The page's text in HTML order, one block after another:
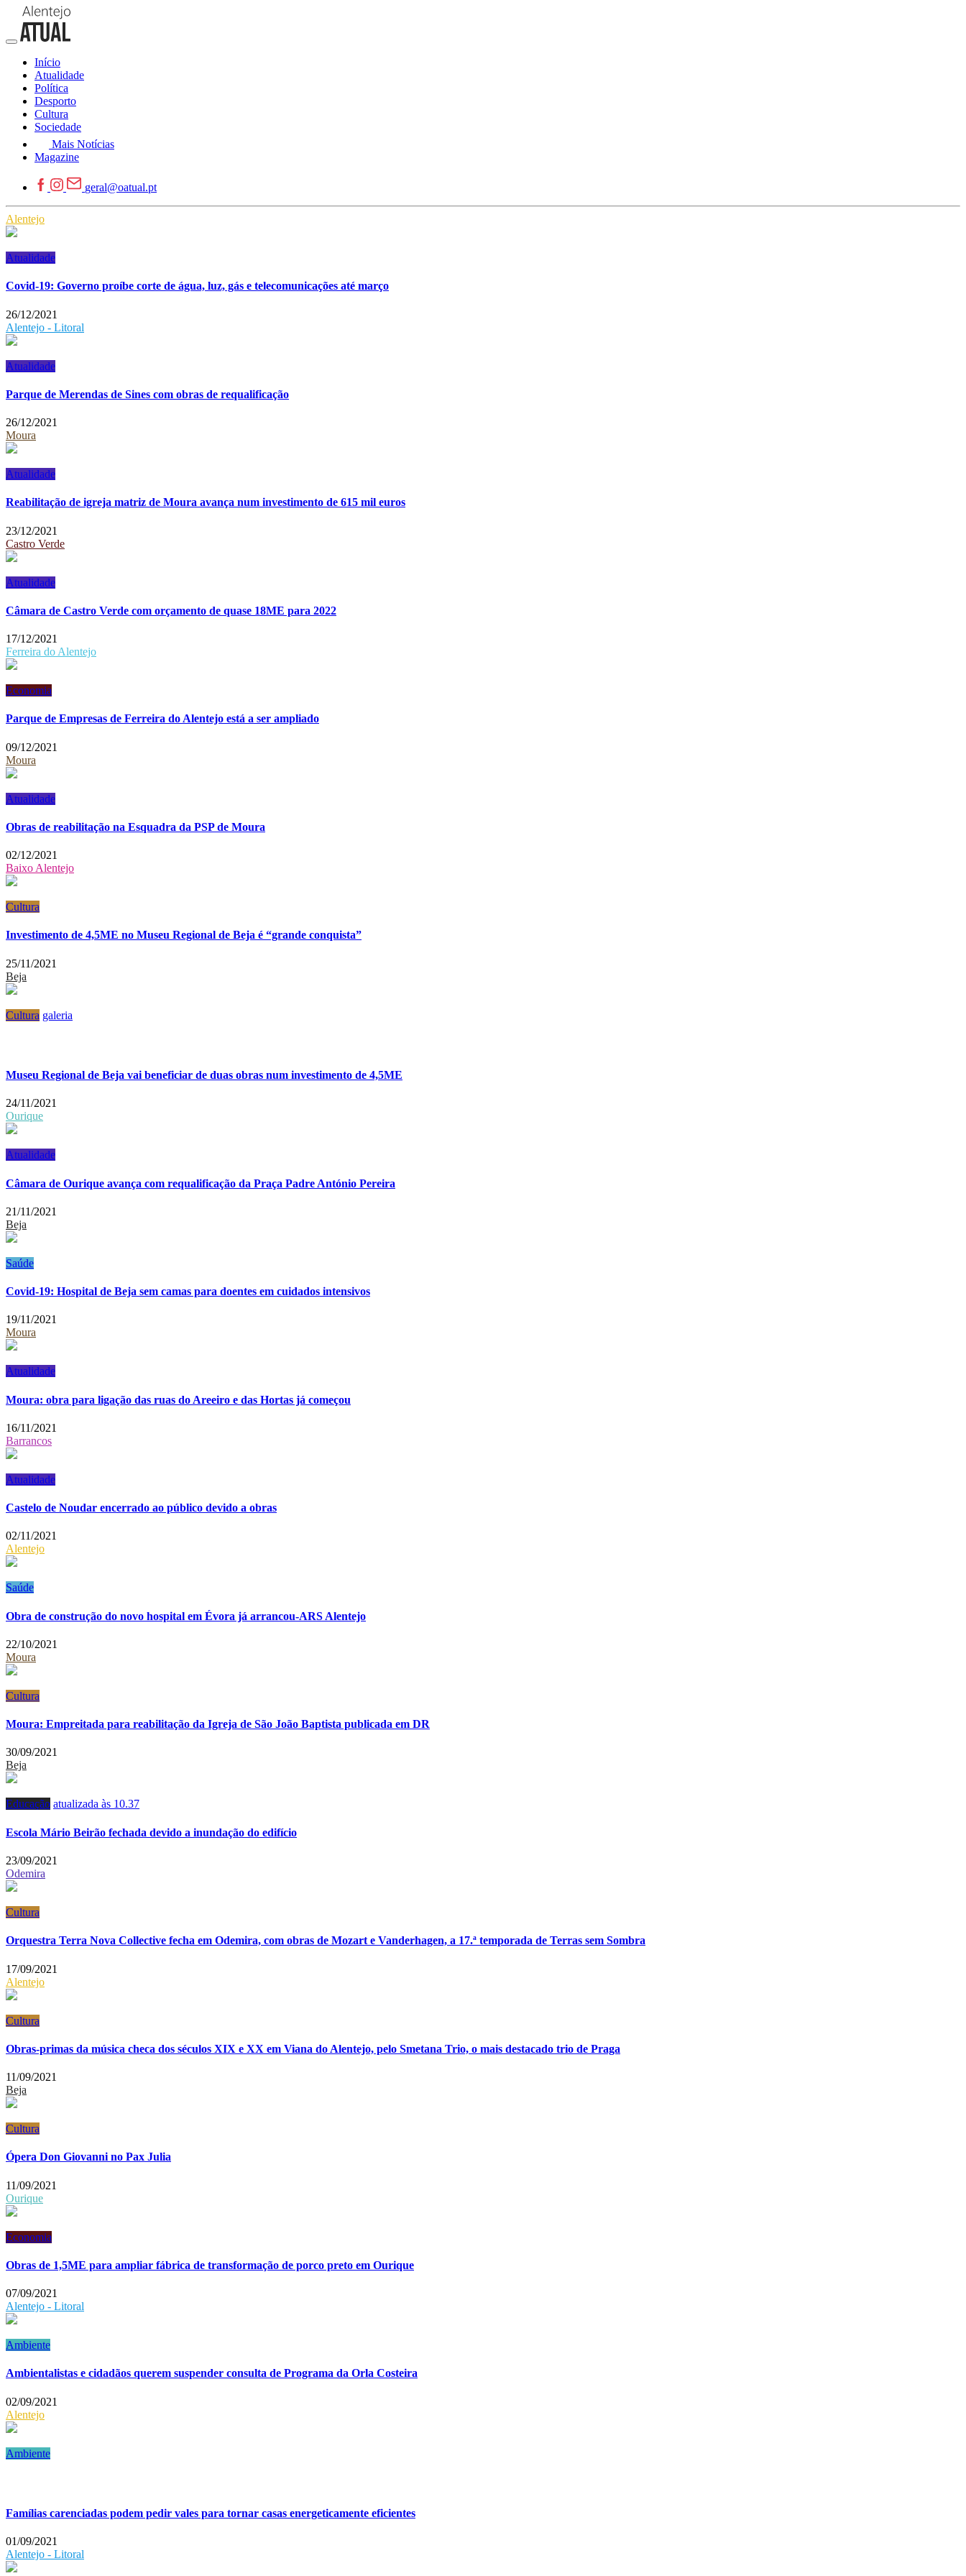
Início
Atualidade
Política
Desporto
Cultura
Sociedade
Mais Notícias
Magazine
geral@oatual.pt
Alentejo
Atualidade
Covid-19: Governo proíbe corte de água, luz, gás e telecomunicações até março
26/12/2021
Alentejo - Litoral
Atualidade
Parque de Merendas de Sines com obras de requalificação
26/12/2021
Moura
Atualidade
Reabilitação de igreja matriz de Moura avança num investimento de 615 mil euros
23/12/2021
Castro Verde
Atualidade
Câmara de Castro Verde com orçamento de quase 18ME para 2022
17/12/2021
Ferreira do Alentejo
Economia
Parque de Empresas de Ferreira do Alentejo está a ser ampliado
09/12/2021
Moura
Atualidade
Obras de reabilitação na Esquadra da PSP de Moura
02/12/2021
Baixo Alentejo
Cultura
Investimento de 4,5ME no Museu Regional de Beja é “grande conquista”
25/11/2021
Beja
Cultura galeria
Museu Regional de Beja vai beneficiar de duas obras num investimento de 4,5ME
24/11/2021
Ourique
Atualidade
Câmara de Ourique avança com requalificação da Praça Padre António Pereira
21/11/2021
Beja
Saúde
Covid-19: Hospital de Beja sem camas para doentes em cuidados intensivos
19/11/2021
Moura
Atualidade
Moura: obra para ligação das ruas do Areeiro e das Hortas já começou
16/11/2021
Barrancos
Atualidade
Castelo de Noudar encerrado ao público devido a obras
02/11/2021
Alentejo
Saúde
Obra de construção do novo hospital em Évora já arrancou-ARS Alentejo
22/10/2021
Moura
Cultura
Moura: Empreitada para reabilitação da Igreja de São João Baptista publicada em DR
30/09/2021
Beja
Educação atualizada às 10.37
Escola Mário Beirão fechada devido a inundação do edifício
23/09/2021
Odemira
Cultura
Orquestra Terra Nova Collective fecha em Odemira, com obras de Mozart e Vanderhagen, a 17.ª temporada de Terras sem Sombra
17/09/2021
Alentejo
Cultura
Obras-primas da música checa dos séculos XIX e XX em Viana do Alentejo, pelo Smetana Trio, o mais destacado trio de Praga
11/09/2021
Beja
Cultura
Ópera Don Giovanni no Pax Julia
11/09/2021
Ourique
Economia
Obras de 1,5ME para ampliar fábrica de transformação de porco preto em Ourique
07/09/2021
Alentejo - Litoral
Ambiente
Ambientalistas e cidadãos querem suspender consulta de Programa da Orla Costeira
02/09/2021
Alentejo
Ambiente
Famílias carenciadas podem pedir vales para tornar casas energeticamente eficientes
01/09/2021
Alentejo - Litoral